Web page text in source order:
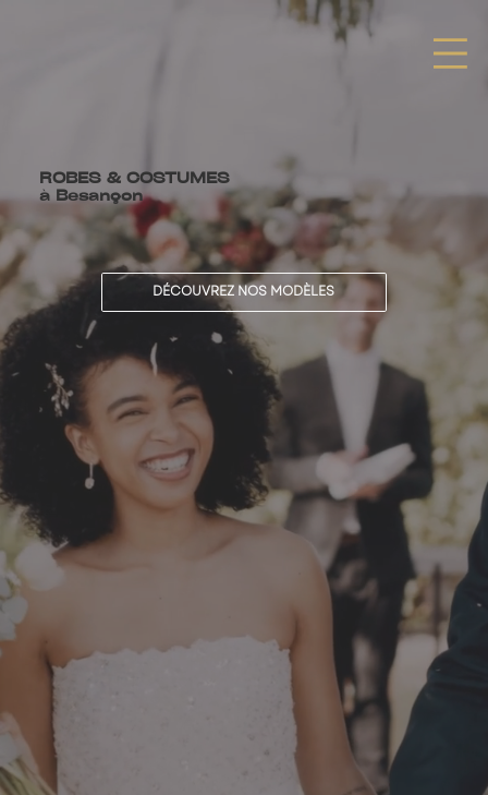
ROBES & COSTUMES
à Besançon
DÉCOUVREZ NOS MODÈLES